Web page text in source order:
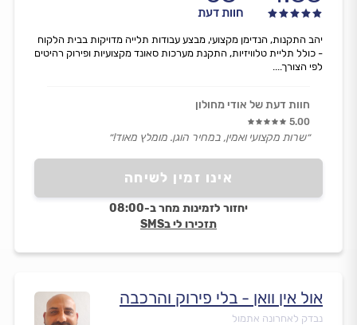
חוות דעת
אינו זמין לשיחה
יחזור לזמינות מחר ב-08:00
תזכירו לי בSMS
יהב התקנות, הנדימן מקצועי, מבצע עבודות תלייה מדויקות בבית הלקוח
- כולל תליית טלוויזיות, התקנת מערכות סאונד מקצועיות ופירוק רהיטים
לפי הצורך....
חוות דעת של אודי מחולון
5.00
״שרות מקצועי ואמין, במחיר הוגן. מומלץ מאוד!״
אול אין וואן - בלי פירוק והרכבה
נבדק לאחרונה אתמול